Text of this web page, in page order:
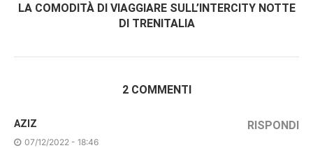
LA COMODITÀ DI VIAGGIARE SULL’INTERCITY NOTTE
DI TRENITALIA
2 COMMENTI
AZIZ
07/12/2022 - 18:46
RISPONDI